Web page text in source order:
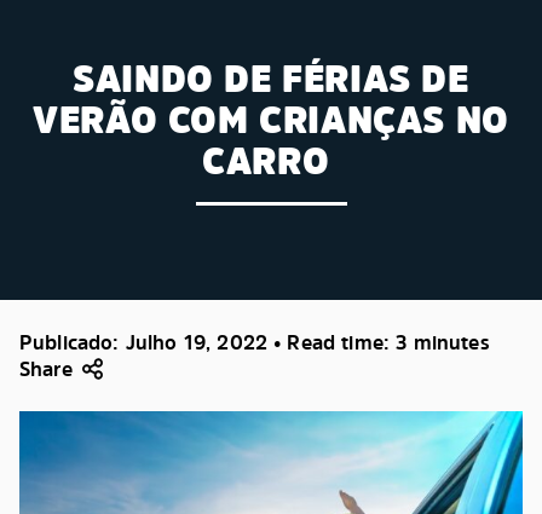
SAINDO DE FÉRIAS DE
VERÃO COM CRIANÇAS NO
CARRO
Publicado: Julho 19, 2022 • Read time: 3 minutes
Share